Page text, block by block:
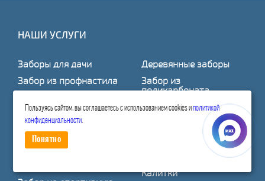
НАШИ УСЛУГИ
Заборы для дачи
Забор из профнастила
Забор из
евроштакетника
3D заборы
Деревянные заборы
Забор из
поликарбоната
Кирпичные заборы
Сварные заборы
Кованые заборы
Калитки
Пользуясь сайтом, вы соглашаетесь с использованием cookies иполитикой
конфиденциальности.
Понятно